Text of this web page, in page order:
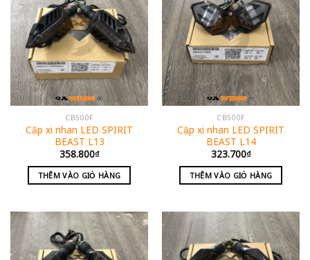
CB500F
Cặp xi nhan LED SPIRIT
BEAST L13
358.800₫
THÊM VÀO GIỎ HÀNG
CB500F
Cặp xi nhan LED SPIRIT
BEAST L14
323.700₫
THÊM VÀO GIỎ HÀNG